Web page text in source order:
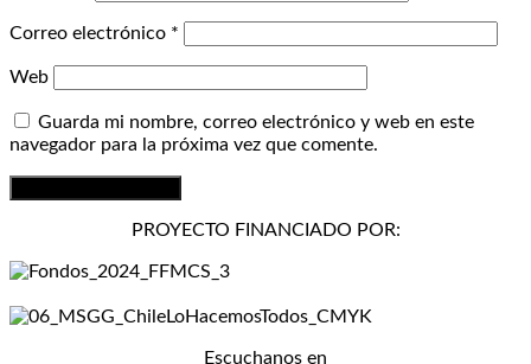
Correo electrónico *
Web
Guarda mi nombre, correo electrónico y web en este
navegador para la próxima vez que comente.
PROYECTO FINANCIADO POR:
Escuchanos en